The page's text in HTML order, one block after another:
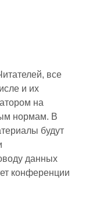
все
и их
на
нормам. В
будут
данных
конференции